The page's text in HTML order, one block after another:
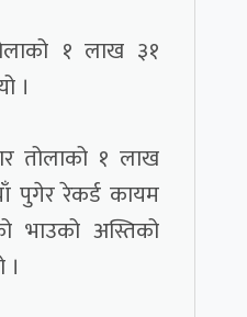
१ लाख ३१
।
तोलाको १ लाख
पुगेर रेकर्ड कायम
भाउको अस्तिको